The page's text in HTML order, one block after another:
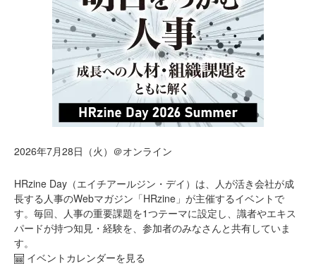
2026年7月28日（火）＠オンライン
HRzine Day（エイチアールジン・デイ）は、人が活き会社が成
長する人事のWebマガジン「HRzine」が主催するイベントで
す。毎回、人事の重要課題を1つテーマに設定し、識者やエキス
パードが持つ知見・経験を、参加者のみなさんと共有していま
す。
イベントカレンダーを見る